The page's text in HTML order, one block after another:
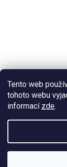
Tento web
tohoto webu
informací zde.